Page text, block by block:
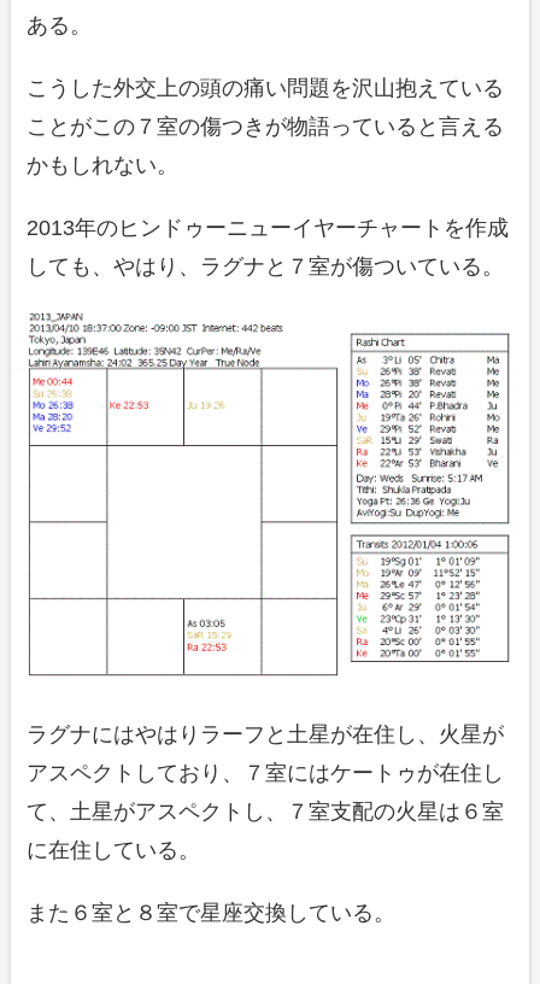
ある。
こうした外交上の頭の痛い問題を沢山抱えている
ことがこの７室の傷つきが物語っていると言える
かもしれない。
2013年のヒンドゥーニューイヤーチャートを作成
しても、やはり、ラグナと７室が傷ついている。
ラグナにはやはりラーフと土星が在住し、火星が
アスペクトしており、７室にはケートゥが在住し
て、土星がアスペクトし、７室支配の火星は６室
に在住している。
また６室と８室で星座交換している。